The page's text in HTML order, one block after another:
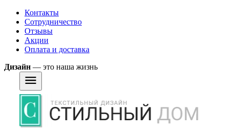
Контакты
Сотрудничество
Отзывы
Акции
Оплата и доставка
Дизайн — это наша жизнь